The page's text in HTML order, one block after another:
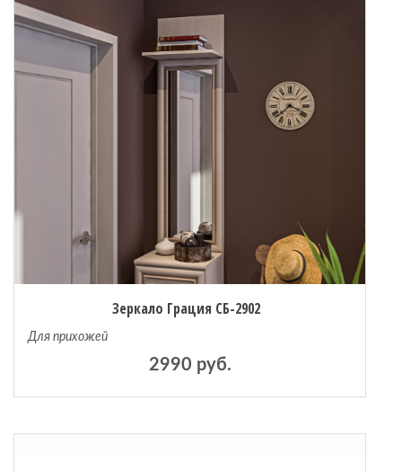
Зеркало Грация СБ-2902
Для прихожей
2990 руб.